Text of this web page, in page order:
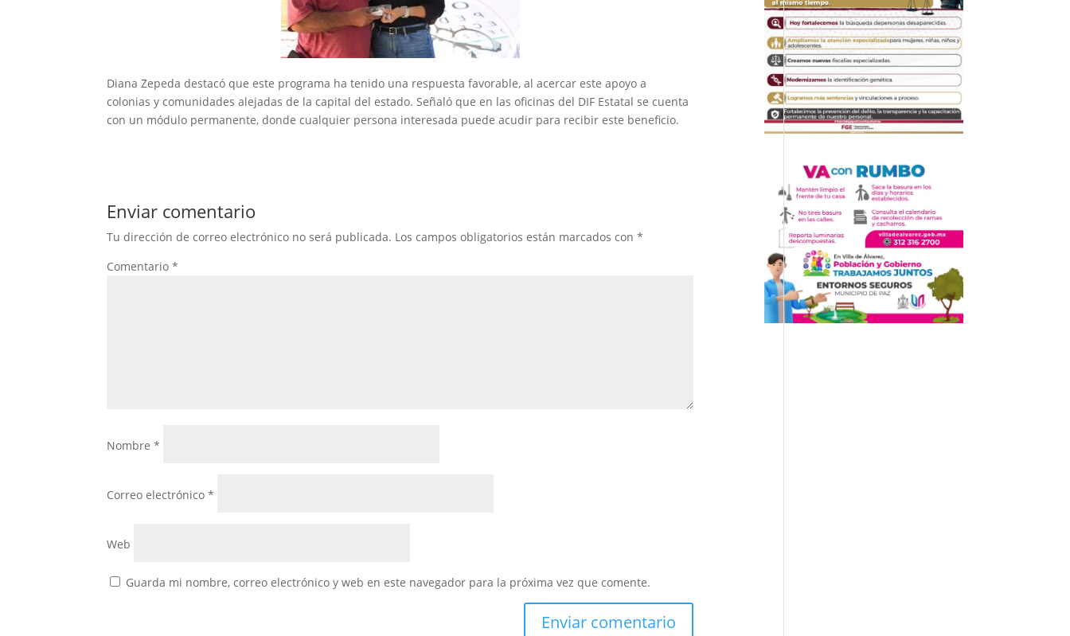
Diana Zepeda destacó que este programa ha tenido una respuesta favorable, al acercar este apoyo a
colonias y comunidades alejadas de la capital del estado. Señaló que en las oficinas del DIF Estatal se cuenta
con un módulo permanente, donde cualquier persona interesada puede acudir para recibir este beneficio.
Enviar comentario
Tu dirección de correo electrónico no será publicada. Los campos obligatorios están marcados con*
Comentario*
Nombre*
Correo electrónico*
Web
Guarda mi nombre, correo electrónico y web en este navegador para la próxima vez que comente.